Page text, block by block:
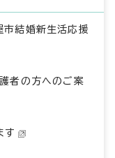
結婚新生活応援
者の方へのご案
す